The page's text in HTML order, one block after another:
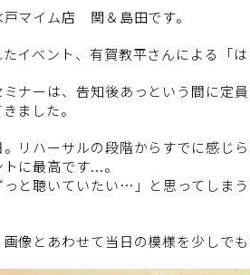
戸マイム店 関＆島田です。
イベント、有賀教平さんによる「
ミナーは、告知後あっという間に定
ました。
リハーサルの段階からすでに感じ
に最高です...。
と聴いていたい…」と思ってしま
像とあわせて当日の模様を少しで